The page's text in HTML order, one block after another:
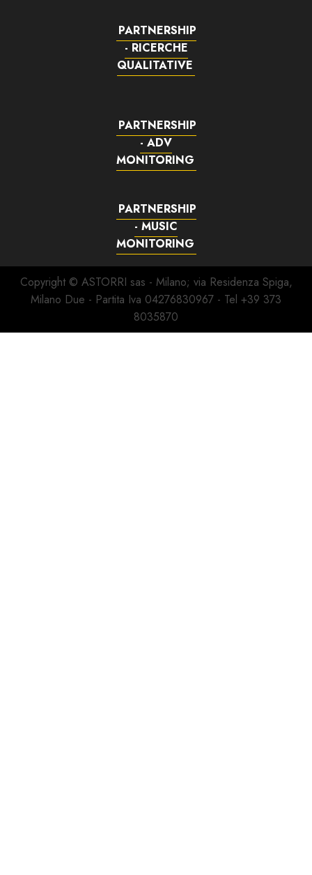
PARTNERSHIP
- RICERCHE
QUALITATIVE
PARTNERSHIP
- ADV
MONITORING
PARTNERSHIP
- MUSIC
MONITORING
Copyright © ASTORRI sas - Milano; via Residenza Spiga,
Milano Due - Partita Iva 04276830967 - Tel +39 373
8035870